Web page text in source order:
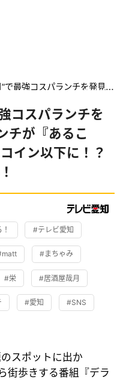
充実ランチが『あること』をするだけでワンコイン以下に！？｜デラメチャ気になる！
コスパランチを
チが『あるこ
イン以下に！？
#テレビ愛知
#まちゃみ
#栄 #居酒屋哉月
#愛知 #SNS
スポットに出か
街歩きする番組『デラ